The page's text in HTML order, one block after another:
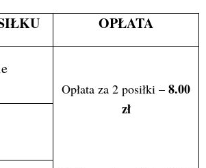
OPŁATA
Opłata za 2 posiłki – 8.00
zł